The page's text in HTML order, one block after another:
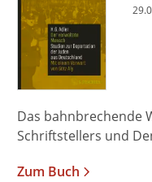
Das bahnbrechende
Schriftstellers und
Zum Buch